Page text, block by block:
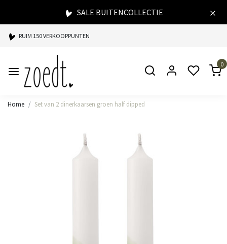
SALE BUITENCOLLECTIE
RUIM 150 VERKOOPPUNTEN
SPAARPUNTEN BIJ ELKE AANKOOP
SNELLE LEVERING
0
Home Set van 2 dinerkaarsen groen half dipped